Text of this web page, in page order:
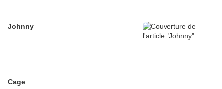
Johnny
Cage